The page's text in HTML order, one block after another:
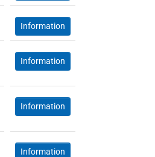
Information
Information
Information
Information